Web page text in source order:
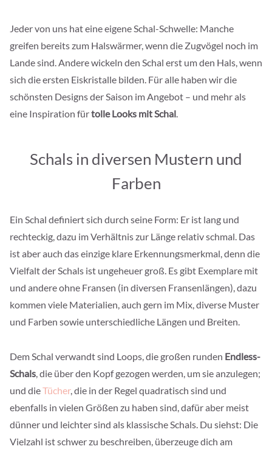
Jeder von uns hat eine eigene Schal-Schwelle: Manche
greifen bereits zum Halswärmer, wenn die Zugvögel noch im
Lande sind. Andere wickeln den Schal erst um den Hals, wenn
sich die ersten Eiskristalle bilden. Für alle haben wir die
schönsten Designs der Saison im Angebot – und mehr als
eine Inspiration fürtolle Looks mit Schal.
Schals in diversen Mustern und
Farben
Ein Schal definiert sich durch seine Form: Er ist lang und
rechteckig, dazu im Verhältnis zur Länge relativ schmal. Das
ist aber auch das einzige klare Erkennungsmerkmal, denn die
Vielfalt der Schals ist ungeheuer groß. Es gibt Exemplare mit
und andere ohne Fransen (in diversen Fransenlängen), dazu
kommen viele Materialien, auch gern im Mix, diverse Muster
und Farben sowie unterschiedliche Längen und Breiten.
Dem Schal verwandt sind Loops, die großen runden Endless-
Schals, die über den Kopf gezogen werden, um sie anzulegen;
und dieTücher, die in der Regel quadratisch sind und
ebenfalls in vielen Größen zu haben sind, dafür aber meist
dünner und leichter sind als klassische Schals. Du siehst: Die
Vielzahl ist schwer zu beschreiben, überzeuge dich am